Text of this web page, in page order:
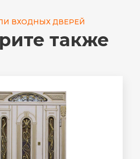
ВХОДНЫХ ДВЕРЕЙ
также